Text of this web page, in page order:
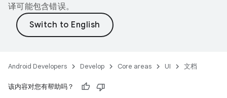
译可能包含错误。
Android Developers Develop Core areas UI 文档
该内容对您有帮助吗？